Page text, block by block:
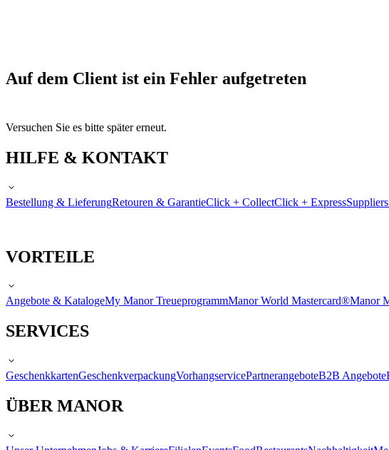
Auf dem Client ist ein Fehler aufgetreten
Versuchen Sie es bitte später erneut.
HILFE & KONTAKT
Bestellung & LieferungRetouren & GarantieClick + CollectClick + Express
VORTEILE
Angebote & KatalogeMy Manor TreueprogrammManor World Mastercard®Manor
SERVICES
GeschenkkartenGeschenkverpackungVorhangservicePartnerangeboteB2B Angebote
ÜBER MANOR